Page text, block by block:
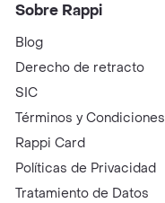
Sobre Rappi
Blog
Derecho de retracto
SIC
Términos y Condiciones
Rappi Card
Políticas de Privacidad
Tratamiento de Datos